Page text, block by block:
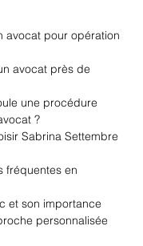
avocat pour opération
avocat près de
une procédure
?
Sabrina Settembre
fréquentes en
et son importance
personnalisée